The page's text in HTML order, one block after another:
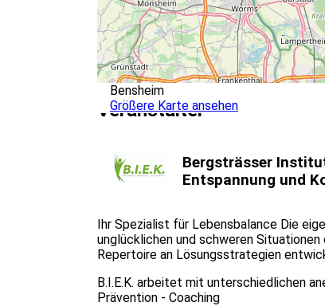
Bensheim
Größere Karte ansehen
Veranstalter
Bergsträsser
Entspannung und
Ihr Spezialist für Lebensbalance Die
unglücklichen und schweren
Repertoire an Lösungsstrategien
B.I.E.K. arbeitet mit unterschiedlichen
Prävention - Coaching